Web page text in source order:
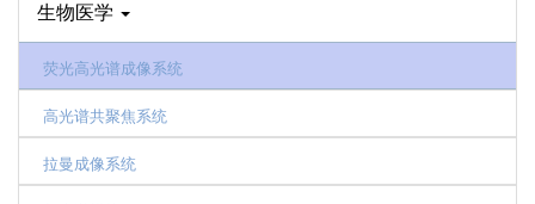
生物医学
荧光高光谱成像系统
高光谱共聚焦系统
拉曼成像系统